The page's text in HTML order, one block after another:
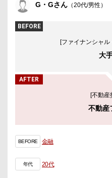
G・Gさん （20代/男性）
BEFORE
[ファイナンシャ
大
AFTER
[不動産
不動産
BEFORE 金融
年代 20代